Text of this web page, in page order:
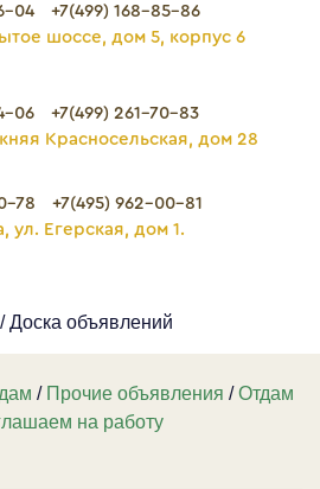
04
+7(499) 168-85-86
шоссе, дом 5, корпус 6
06
+7(499) 261-70-83
Красносельская, дом 28
78
+7(495) 962-00-81
ул. Егерская, дом 1.
Доска объявлений
/ Прочие объявления /Отдам
на работу